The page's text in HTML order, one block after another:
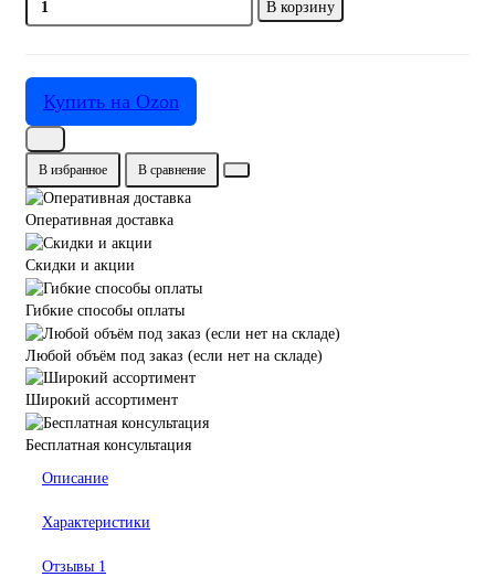
В корзину
Купить на Ozon
В избранное В сравнение
Оперативная доставка
Скидки и акции
Гибкие способы оплаты
Любой объём под заказ (если нет на складе)
Широкий ассортимент
Бесплатная консультация
Описание
Характеристики
Отзывы 1